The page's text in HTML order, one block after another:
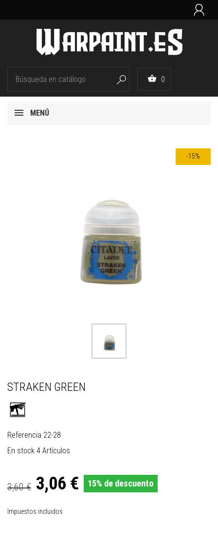

  0
MENÚ
-15%
STRAKEN GREEN
Referencia 22-28
En stock 4 Artículos
3,60 € 3,06 € 15% de descuento
Impuestos incluidos